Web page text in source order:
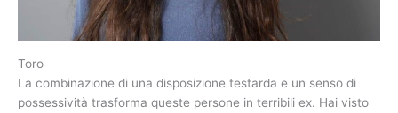
Toro
La combinazione di una disposizione testarda e un senso di
possessività trasforma queste persone in terribili ex. Hai visto